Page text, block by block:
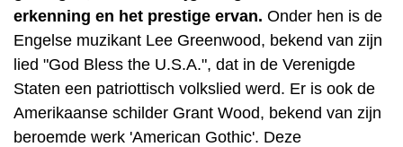
erkenning en het prestige ervan. Onder hen is de
Engelse muzikant Lee Greenwood, bekend van zijn
lied "God Bless the U.S.A.", dat in de Verenigde
Staten een patriottisch volkslied werd. Er is ook de
Amerikaanse schilder Grant Wood, bekend van zijn
beroemde werk 'American Gothic'. Deze